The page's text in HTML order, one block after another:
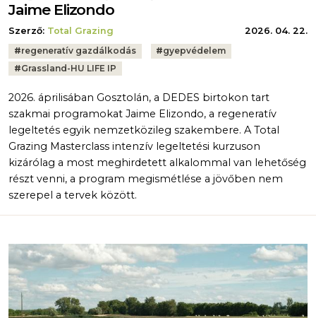
Jaime Elizondo
Szerző: Total Grazing
2026. 04. 22.
Tags:
#regeneratív gazdálkodás #gyepvédelem
#Grassland-HU LIFE IP
2026. áprilisában Gosztolán, a DEDES birtokon tart
szakmai programokat Jaime Elizondo, a regeneratív
legeltetés egyik nemzetközileg szakembere. A Total
Grazing Masterclass intenzív legeltetési kurzuson
kizárólag a most meghirdetett alkalommal van lehetőség
részt venni, a program megismétlése a jövőben nem
szerepel a tervek között.